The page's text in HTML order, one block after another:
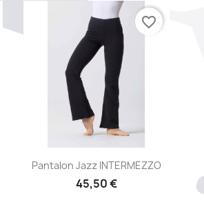
Aperçu rapide
Pantalon Jazz INTERMEZZO
45,50 €
favorite_border